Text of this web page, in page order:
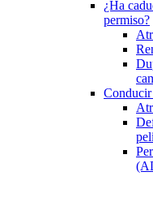
¿Ha
permiso?
Conducir